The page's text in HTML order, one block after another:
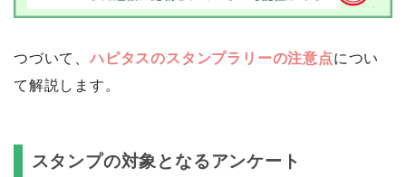
つづいて、ハピタスのスタンプラリーの注意点につい
て解説します。
スタンプの対象となるアンケート